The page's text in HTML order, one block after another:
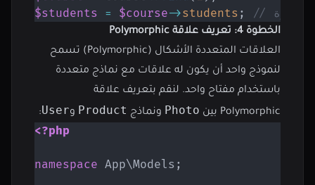
$students = $course->students ;
الخطوة 4: تعريف علاقة Polymorphic
العلاقات المتعددة الأشكال (Polymorphic) تسمح
لنموذج واحد أن يكون له علاقات مع نماذج متعددة
باستخدام مفتاح واحد. لنقم بتعريف علاقة
Polymorphic بين
Photo ونماذج Product وUser
:
<?php
namespace App\Models ;